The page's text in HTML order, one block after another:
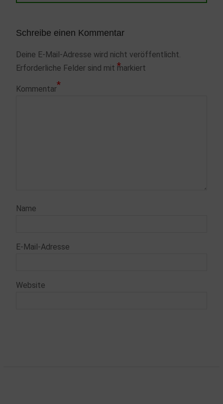
post:
Schreibe einen Kommentar
Deine E-Mail-Adresse wird nicht veröffentlicht.
Erforderliche Felder sind mit *
markiert
Kommentar*
Name
E-Mail-Adresse
Website